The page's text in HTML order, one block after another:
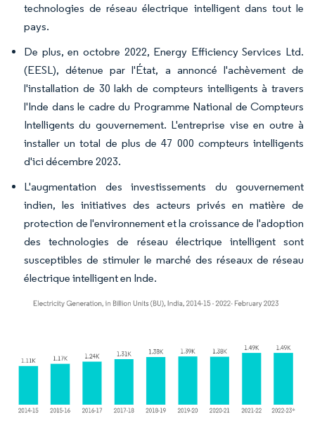
technologies de réseau électrique intelligent dans tout le
pays.
De plus, en octobre 2022, Energy Efficiency Services Ltd.
(EESL), détenue par l'État, a annoncé l'achèvement de
l'installation de 30 lakh de compteurs intelligents à travers
l'Inde dans le cadre du Programme National de Compteurs
Intelligents du gouvernement. L'entreprise vise en outre à
installer un total de plus de 47 000 compteurs intelligents
d'ici décembre 2023.
L'augmentation des investissements du gouvernement
indien, les initiatives des acteurs privés en matière de
protection de l'environnement et la croissance de l'adoption
des technologies de réseau électrique intelligent sont
susceptibles de stimuler le marché des réseaux de réseau
électrique intelligent en Inde.